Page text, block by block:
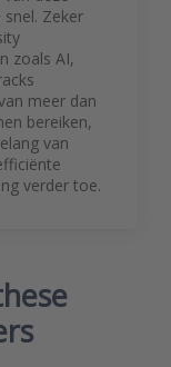
Zeker
zoals AI,
meer dan
bereiken,
van
verder toe.